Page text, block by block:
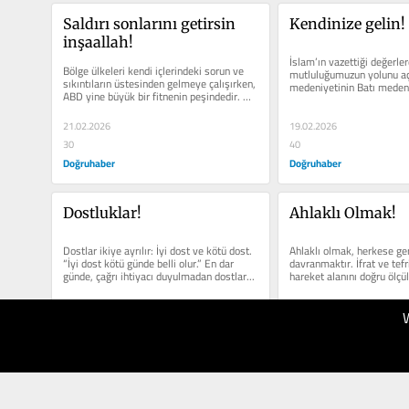
Saldırı sonlarını getirsin
inşaallah!
Bölge ülkeleri kendi içlerindeki sorun ve
sıkıntıların üstesinden gelmeye çalışırken,
ABD yine büyük bir fitnenin peşindedir.
Türkiye...
21.02.2026
30
Doğruhaber
Kendinize gelin!
İslam’ın vazettiği
mutluluğumuzun yolunu
medeniyetinin Batı
karşısındaki...
19.02.2026
40
Doğruhaber
Dostluklar!
Dostlar ikiye ayrılır: İyi dost ve kötü dost.
“İyi dost kötü günde belli olur.” En dar
günde, çağrı ihtiyacı duyulmadan dostlar...
Ahlaklı Olmak!
Ahlaklı olmak, herkese
davranmaktır. İfrat ve
hareket alanını doğru
kullanabilmektir. Güzel...